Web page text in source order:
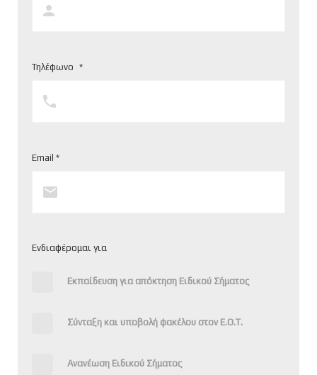
Τηλέφωνο *
Email *
Ενδιαφέρομαι για
Εκπαίδευση για απόκτηση Ειδικού Σήματος
Σύνταξη και υποβολή φακέλου στον Ε.Ο.Τ.
Ανανέωση Ειδικού Σήματος